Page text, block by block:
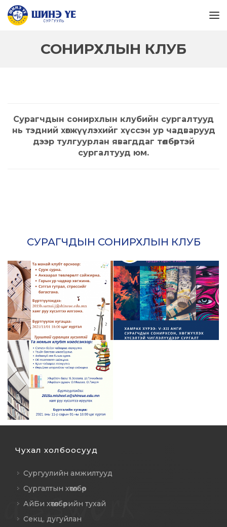
СОНИРХЛЫН КЛУБ
Сурагчдын сонирхлын клубийн сургалтууд
нь тэдний хөгжүүлэхийг хүссэн ур чадварууд
дээр тулгуурлан явагддаг төлбөртэй
сургалтууд юм.
СУРАГЧДЫН СОНИРХЛЫН КЛУБ
Чухал холбоосууд
Сургуулийн амжилтууд
Сургалтын хөтөлбөр
АйБи хөтөлбөрийн тухай
Секц, дугуйлан